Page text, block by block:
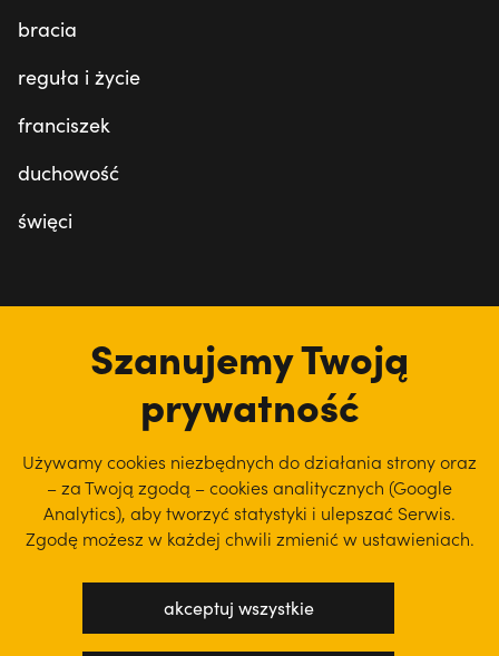
bracia
reguła i życie
franciszek
duchowość
święci
Szanujemy Twoją
prywatność
Używamy cookies niezbędnych do działania strony oraz
– za Twoją zgodą – cookies analitycznych (Google
Analytics), abytworzyć statystyki i ulepszać Serwis.
Zgodę możesz w każdej chwili zmienić w ustawieniach.
akceptuj wszystkie